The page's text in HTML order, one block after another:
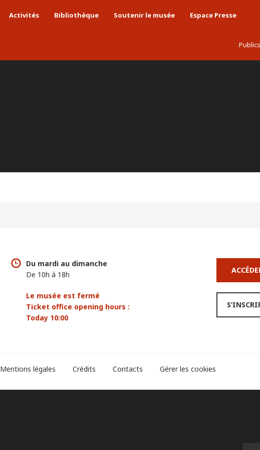
Activités Bibliothèque Soutenir le musée Espace Presse
Publics
Du mardi au dimanche
De 10h à 18h
Le musée est fermé
Ticket office opening hours :
Today 10:00
Mentions légales Crédits Contacts Gérer les cookies